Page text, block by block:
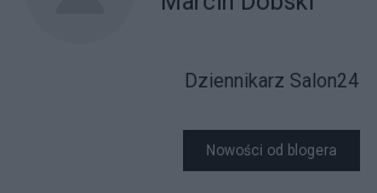
Dziennikarz Salon24
Nowości od blogera